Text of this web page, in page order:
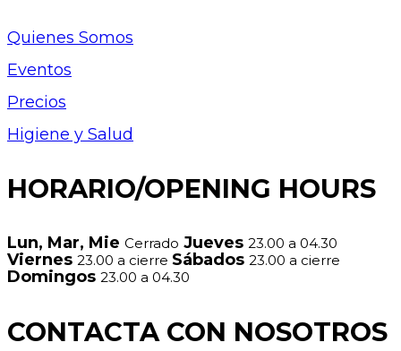
Quienes Somos
Eventos
Precios
Higiene y Salud
HORARIO/OPENING HOURS
Lun, Mar, Mie Cerrado Jueves 23.00 a 04.30
Viernes 23.00 a cierre Sábados 23.00 a cierre
Domingos 23.00 a 04.30
CONTACTA CON NOSOTROS